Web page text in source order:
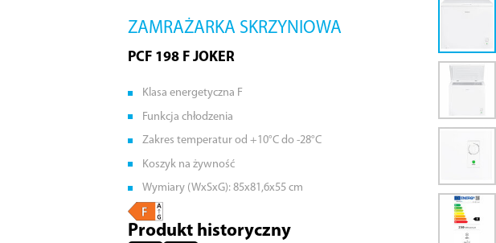
ZAMRAŻARKA SKRZYNIOWA
PCF 198 F JOKER
Klasa energetyczna F
Funkcja chłodzenia
Zakres temperatur od +10°C do -28°C
Koszyk na żywność
Wymiary (WxSxG): 85x81,6x55 cm
Produkt historyczny